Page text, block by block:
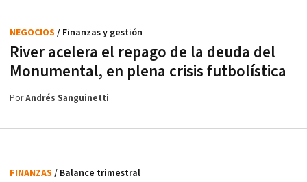
River acelera el repago de la deuda del
Monumental, en plena crisis futbolística
NEGOCIOS / Finanzas y gestión
PorAndrés Sanguinetti
FINANZAS / Balance trimestral